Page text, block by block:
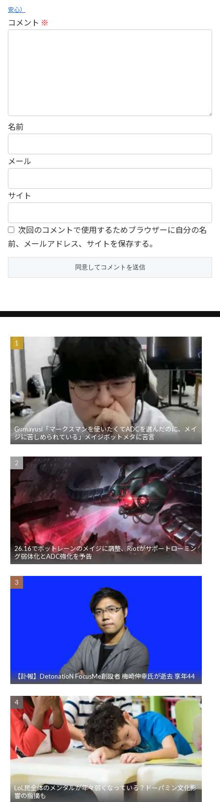
安心）
コメント ※
名前
メール
サイト
次回のコメントで使用するためブラウザーに自分の名
前、メールアドレス、サイトを保存する。
Gumayusi「マークスマンを使いたくてADCを選んだのに、メイ
ジに苦しめられている」メイジボットメタに苦言
26.16でボットレーンのメイジに調整、Riotがサポートローミン
グ弱体化とADC強化を予告
【訃報】DetonatioN FocusMe創設者 梅崎伸幸氏が逝去 享年44
LoL民全体のメンタルが年々弱くなっている？ドーパミン文化影
響の指摘も